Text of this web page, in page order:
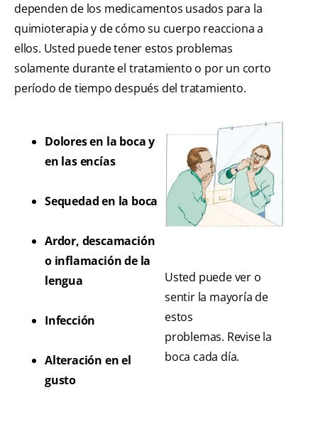
dependen de los medicamentos usados para la
quimioterapia y de cómo su cuerpo reacciona a
ellos. Usted puede tener estos problemas
solamente durante el tratamiento o por un corto
período de tiempo después del tratamiento.
Dolores en la boca y
en las encías
Sequedad en la boca
Ardor, descamación
o inflamación de la
lengua
Infección
Alteración en el
gusto
Usted puede ver o
sentir la mayoría de
estos
problemas. Revise la
boca cada día.